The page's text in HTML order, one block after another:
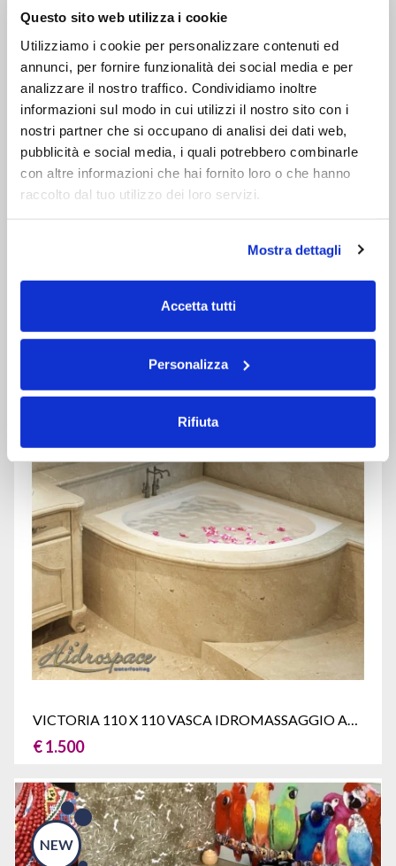
Questo sito web utilizza i cookie
Utilizziamo i cookie per personalizzare contenuti ed
annunci, per fornire funzionalità dei social media e per
analizzare il nostro traffico. Condividiamo inoltre
informazioni sul modo in cui utilizzi il nostro sito con i
nostri partner che si occupano di analisi dei dati web,
pubblicità e social media, i quali potrebbero combinarle
con altre informazioni che hai fornito loro o che hanno
raccolto dal tuo utilizzo dei loro servizi.
Mostra dettagli
Accetta tutti
Personalizza
Rifiuta
€ 1.500